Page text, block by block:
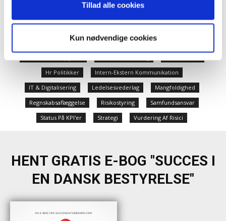
Tillad alle cookies
Kun nødvendige cookies
Bestyrelsesevaluering
Branchetendens
Ekstern Kommunikation
Evaluering Revision
Hr Politikker
Intern-Ekstern Kommunikation
IT & Digitalisering
Ledelsesvederlag
Mangfoldighed
Regnskabsaflæggelse
Risikostyring
Samfundsansvar
Status På KPI'er
Strategi Vurdering Af Risici
HENT GRATIS E-BOG "SUCCES I
EN DANSK BESTYRELSE"